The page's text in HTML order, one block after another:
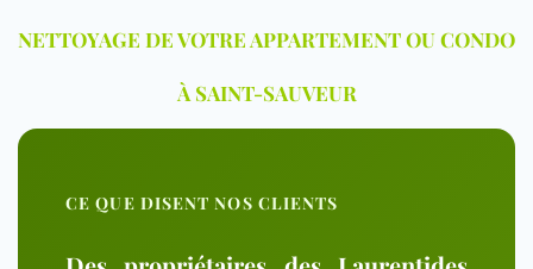
NETTOYAGE DE VOTRE APPARTEMENT OU CONDO
À SAINT-SAUVEUR
CE QUE DISENT NOS CLIENTS